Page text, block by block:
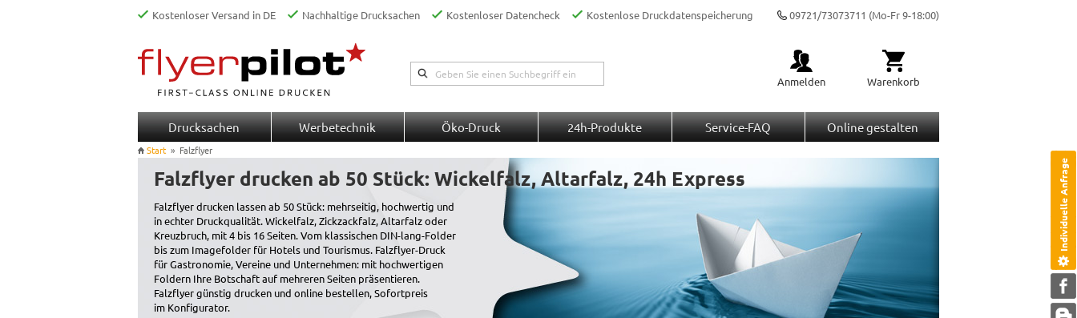
Kostenloser Versand in DE Nachhaltige Drucksachen Kostenloser Datencheck Kostenlose Druckdatenspeicherung 09721/73073711 (Mo-Fr 9-18:00)
Anmelden Warenkorb
Drucksachen Werbetechnik Öko-Druck 24h-Produkte Service-FAQ Online gestalten
Start » Falzflyer
Falzflyer drucken ab 50 Stück: Wickelfalz, Altarfalz, 24h Express
Falzflyer drucken lassen ab 50 Stück: mehrseitig, hochwertig und
in echter Druckqualität. Wickelfalz, Zickzackfalz, Altarfalz oder
Kreuzbruch, mit 4 bis 16 Seiten. Vom klassischen DIN-lang-Folder
bis zum Imagefolder für Hotels und Tourismus. Falzflyer-Druck
für Gastronomie, Vereine und Unternehmen: mit hochwertigen
Foldern Ihre Botschaft auf mehreren Seiten präsentieren.
Falzflyer günstig drucken und online bestellen, Sofortpreis
im Konfigurator.
Individuelle Anfrage